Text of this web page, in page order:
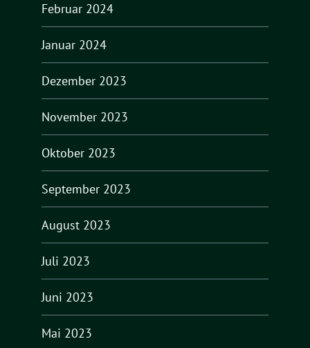
Februar 2024
Januar 2024
Dezember 2023
November 2023
Oktober 2023
September 2023
August 2023
Juli 2023
Juni 2023
Mai 2023